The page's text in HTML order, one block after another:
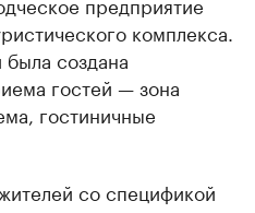
комплекса.
создана
гостей — зона
гостиничные
со спецификой